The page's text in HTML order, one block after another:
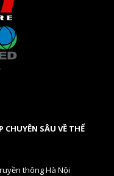
SÂU VỀ THỂ
thông Hà Nội